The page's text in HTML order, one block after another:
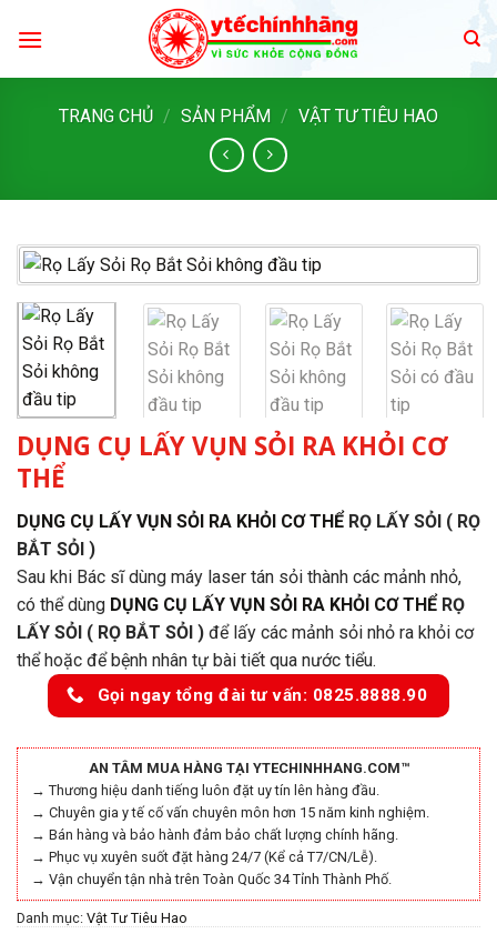
TRANG CHỦ / SẢN PHẨM / VẬT TƯ TIÊU HAO
DỤNG CỤ LẤY VỤN SỎI RA KHỎI CƠ
THỂ
DỤNG CỤ LẤY VỤN SỎI RA KHỎI CƠ THỂ RỌ LẤY SỎI ( RỌ
BẮT SỎI )
Sau khi Bác sĩ dùng máy laser tán sỏi thành các mảnh nhỏ,
có thể dùng DỤNG CỤ LẤY VỤN SỎI RA KHỎI CƠ THỂ RỌ
LẤY SỎI ( RỌ BẮT SỎI ) để lấy các mảnh sỏi nhỏ ra khỏi cơ
thể hoặc để bệnh nhân tự bài tiết qua nước tiểu.
Gọi ngay tổng đài tư vấn: 0825.8888.90
AN TÂM MUA HÀNG TẠI YTECHINHHANG.COM™
→ Thương hiệu danh tiếng luôn đặt uy tín lên hàng đầu.
→ Chuyên gia y tế cố vấn chuyên môn hơn 15 năm kinh nghiệm.
→ Bán hàng và bảo hành đảm bảo chất lượng chính hãng.
→ Phục vụ xuyên suốt đặt hàng 24/7 (Kể cả T7/CN/Lễ).
→ Vận chuyển tận nhà trên Toàn Quốc 34 Tỉnh Thành Phố.
Danh mục: Vật Tư Tiêu Hao